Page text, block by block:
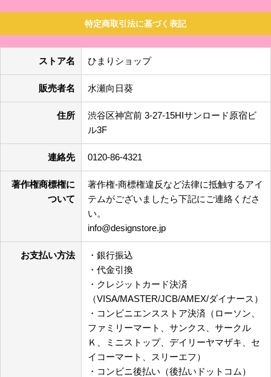
特定商取引法に基づく表記
ストア名 ひまりショップ
販売者名 水瀬向日葵
住所
渋谷区神宮前 3-27-15HIサンロード原宿ビ
ル3F
連絡先 0120-86-4321
著作権商標権に
ついて
著作権-商標権違反など法律に抵触するアイ
テムがございましたら下記にご連絡くださ
い。
info@designstore.jp
お支払い方法
・銀行振込
・代金引換
・クレジットカード決済
（VISA/MASTER/JCB/AMEX/ダイナース）
・コンビニエンスストア決済（ローソン、
ファミリーマート、サンクス、サークル
Ｋ、ミニストップ、デイリーヤマザキ、セ
イコーマート、スリーエフ）
・コンビニ後払い（後払いドットコム）